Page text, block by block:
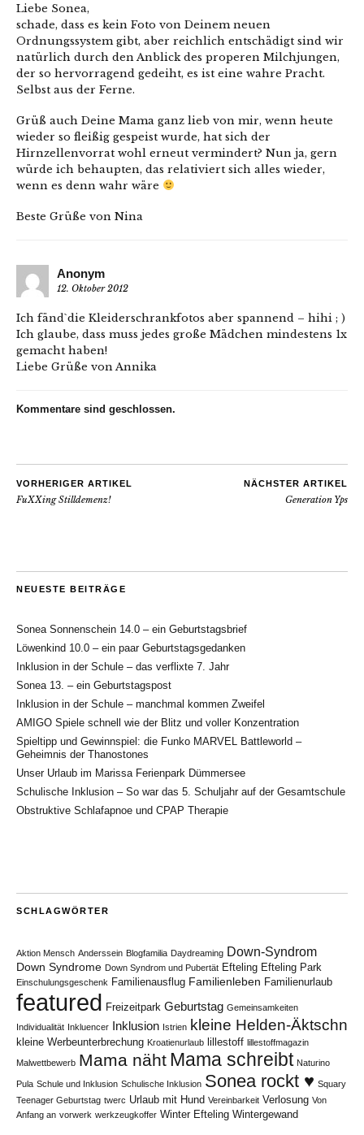
Liebe Sonea,
schade, dass es kein Foto von Deinem neuen
Ordnungssystem gibt, aber reichlich entschädigt sind wir
natürlich durch den Anblick des properen Milchjungen,
der so hervorragend gedeiht, es ist eine wahre Pracht.
Selbst aus der Ferne.
Grüß auch Deine Mama ganz lieb von mir, wenn heute
wieder so fleißig gespeist wurde, hat sich der
Hirnzellenvorrat wohl erneut vermindert? Nun ja, gern
würde ich behaupten, das relativiert sich alles wieder,
wenn es denn wahr wäre
Beste Grüße von Nina
Anonym
12. Oktober 2012
Ich fänd`die Kleiderschrankfotos aber spannend – hihi ; )
Ich glaube, dass muss jedes große Mädchen mindestens 1x
gemacht haben!
Liebe Grüße von Annika
Kommentare sind geschlossen.
VORHERIGER ARTIKEL
FuXXing Stilldemenz!
NÄCHSTER ARTIKEL
Generation Yps
NEUESTE BEITRÄGE
Sonea Sonnenschein 14.0 – ein Geburtstagsbrief
Löwenkind 10.0 – ein paar Geburtstagsgedanken
Inklusion in der Schule – das verflixte 7. Jahr
Sonea 13. – ein Geburtstagspost
Inklusion in der Schule – manchmal kommen Zweifel
AMIGO Spiele schnell wie der Blitz und voller Konzentration
Spieltipp und Gewinnspiel: die Funko MARVEL Battleworld –
Geheimnis der Thanostones
Unser Urlaub im Marissa Ferienpark Dümmersee
Schulische Inklusion – So war das 5. Schuljahr auf der Gesamtschule
Obstruktive Schlafapnoe und CPAP Therapie
SCHLAGWÖRTER
Aktion Mensch Anderssein Blogfamilia Daydreaming Down-Syndrom
Down Syndrome Down Syndrom und Pubertät Efteling Efteling Park
Einschulungsgeschenk Familienausflug Familienleben Familienurlaub
featured Freizeitpark Geburtstag Gemeinsamkeiten
Individualität Inkluencer Inklusion Istrien kleine Helden-Äktschn
kleine Werbeunterbrechung Kroatienurlaub lillestoff lillestoffmagazin
Malwettbewerb Mama näht Mama schreibt Naturino
Pula Schule und Inklusion Schulische Inklusion Sonea rockt ♥ Squary
Teenager Geburtstag twerc Urlaub mit Hund Vereinbarkeit Verlosung Von
Anfang an vorwerk werkzeugkoffer Winter Efteling Wintergewand